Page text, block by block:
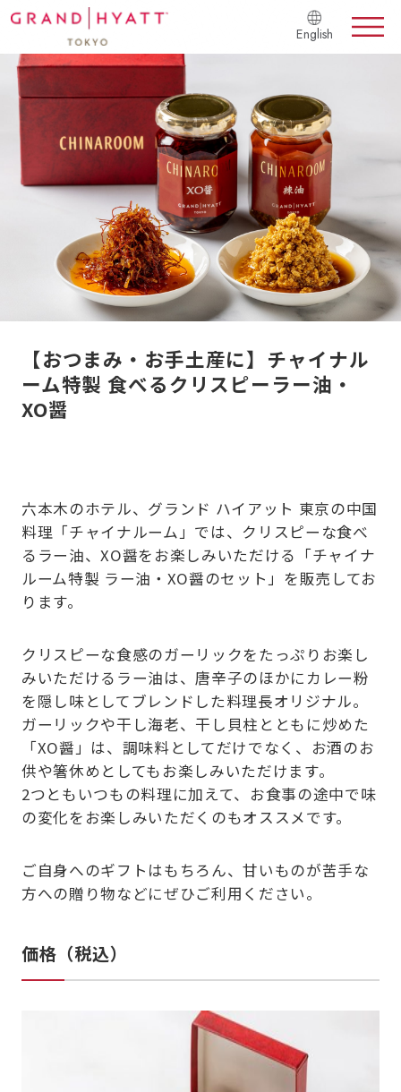
English
【おつまみ・お手土産に】チャイナル
ーム特製 食べるクリスピーラー油・
XO醤
六本木のホテル、グランド ハイアット 東京の中国
料理「チャイナルーム」では、クリスピーな食べ
るラー油、XO醤をお楽しみいただける「チャイナ
ルーム特製 ラー油・XO醤のセット」を販売してお
ります。
クリスピーな食感のガーリックをたっぷりお楽し
みいただけるラー油は、唐辛子のほかにカレー粉
を隠し味としてブレンドした料理長オリジナル。
ガーリックや干し海老、干し貝柱とともに炒めた
「XO醤」は、調味料としてだけでなく、お酒のお
供や箸休めとしてもお楽しみいただけます。
2つともいつもの料理に加えて、お食事の途中で味
の変化をお楽しみいただくのもオススメです。
ご自身へのギフトはもちろん、甘いものが苦手な
方への贈り物などにぜひご利用ください。
価格（税込）